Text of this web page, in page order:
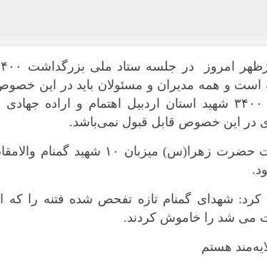
غلامحسین محمدی‌اصل بعدازظهر امروز در جلسه
است و همه مدیران و مسئولان باید در این
قدم بردارند، اظهار کرد: برگزاری هرچه بهتر کنگره ۳۴۰۰ شهید استان اردبیل اهتمام و اراده
در این خصوص قابل قبول نمی‌باشد‌.
وی افزود: استان اردبیل در ایام اخیر و در ایام شهادت حضرت زهرا(س) میزبان ۱۰ شهید گمنام
شهدای گمنام تازه تفحص شده فتنه را که
می شد را خاموش کردند.
هستم